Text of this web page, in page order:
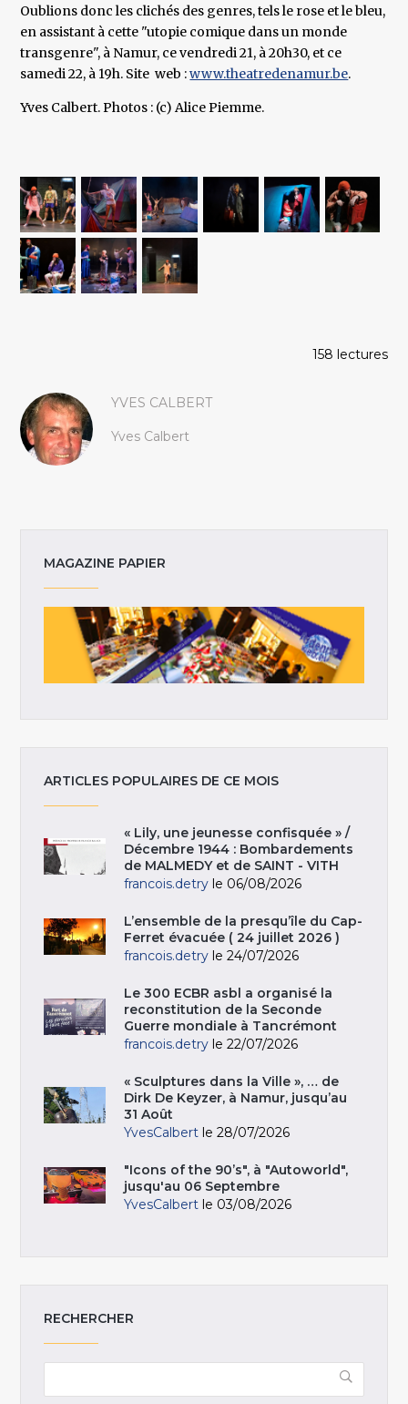
Oublions donc les clichés des genres, tels le rose et le bleu,
en assistant à cette "utopie comique dans un monde
transgenre", à Namur, ce vendredi 21, à 20h30, et ce
samedi 22, à 19h. Site web :www.theatredenamur.be.
Yves Calbert. Photos : (c) Alice Piemme.
158 lectures
YVES CALBERT
Yves Calbert
MAGAZINE PAPIER
ARTICLES POPULAIRES DE CE MOIS
« Lily, une jeunesse confisquée » /
Décembre 1944 : Bombardements
de MALMEDY et de SAINT - VITH
francois.detry le 06/08/2026
L’ensemble de la presqu’île du Cap-
Ferret évacuée ( 24 juillet 2026 )
francois.detry le 24/07/2026
Le 300 ECBR asbl a organisé la
reconstitution de la Seconde
Guerre mondiale à Tancrémont
francois.detry le 22/07/2026
« Sculptures dans la Ville », … de
Dirk De Keyzer, à Namur, jusqu’au
31 Août
YvesCalbert le 28/07/2026
"Icons of the 90’s", à "Autoworld",
jusqu'au 06 Septembre
YvesCalbert le 03/08/2026
RECHERCHER